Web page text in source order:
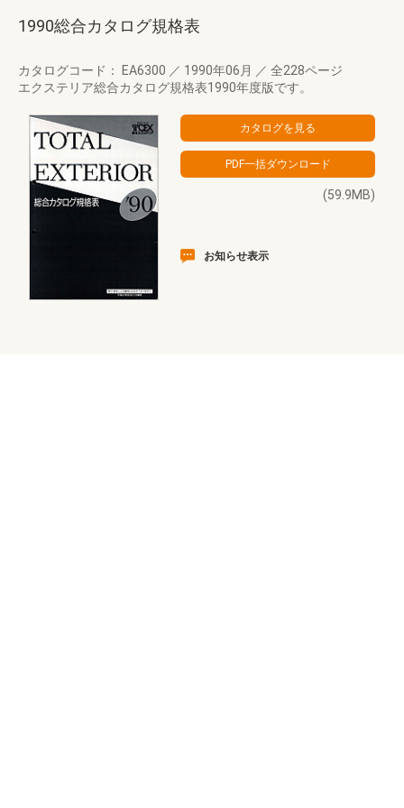
1990総合カタログ規格表
カタログコード： EA6300 ／ 1990年06月 ／ 全228ページ
エクステリア総合カタログ規格表1990年度版です。
(59.9MB)
お知らせ表示